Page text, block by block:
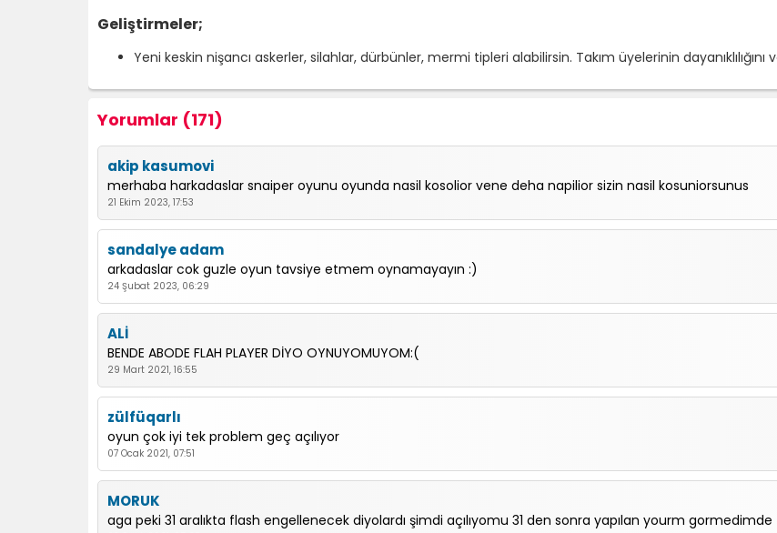
Geliştirmeler;
Yeni keskin nişancı askerler, silahlar, dürbünler, mermi tipleri alabilirsin. Takım üyelerinin dayanıklılığını
Yorumlar (171)
akip kasumovi
merhaba harkadaslar snaiper oyunu oyunda nasil kosolior vene deha napilior sizin nasil kosuniorsunus
21 Ekim 2023, 17:53
sandalye adam
arkadaslar cok guzle oyun tavsiye etmem oynamayayın :)
24 Şubat 2023, 06:29
ALİ
BENDE ABODE FLAH PLAYER DİYO OYNUYOMUYOM:(
29 Mart 2021, 16:55
zülfüqarlı
oyun çok iyi tek problem geç açılıyor
07 Ocak 2021, 07:51
MORUK
aga peki 31 aralıkta flash engellenecek diyolardı şimdi açılıyomu 31 den sonra yapılan yourm gormedimde